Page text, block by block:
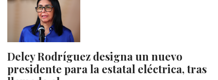
Delcy Rodríguez designa un nuevo
presidente para la estatal eléctrica, tras